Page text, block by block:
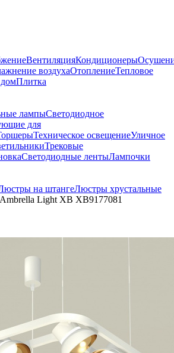
ВентиляцияКондиционеры
воздухаОтоплениеТепловое
Плитка
лампыСветодиодное
для
Техническое освещениеУличное
Трековые
Светодиодные лентыЛампочки
на штангеЛюстры хрустальные
Light XB XB9177081